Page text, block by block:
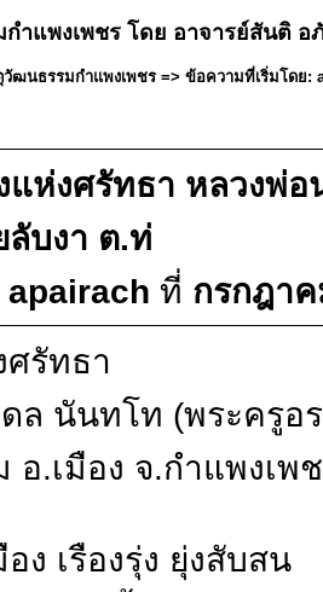
ำแพงเพชร โดย อาจารย์สันติ อ
ฒนธรรมกำแพงเพชร => ข้อความที่เริ่มโดย:
แห่งศรัทธา หลวงพ่
บงา ต.ท่
apairach ที่ กรกฎาค
ศรัทธา
ล นันทโท (พระครู
อ.เมือง จ.กำแพงเพ
อง เรืองรุ่ง ยุ่งสับ